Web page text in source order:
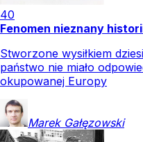
40
Fenomen nieznany
Stworzone wysiłkiem
państwo nie miało
okupowanej Europy
Marek Gałęzowski